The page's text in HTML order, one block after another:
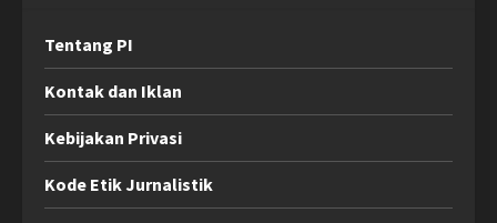
Tentang PI
Kontak dan Iklan
Kebijakan Privasi
Kode Etik Jurnalistik